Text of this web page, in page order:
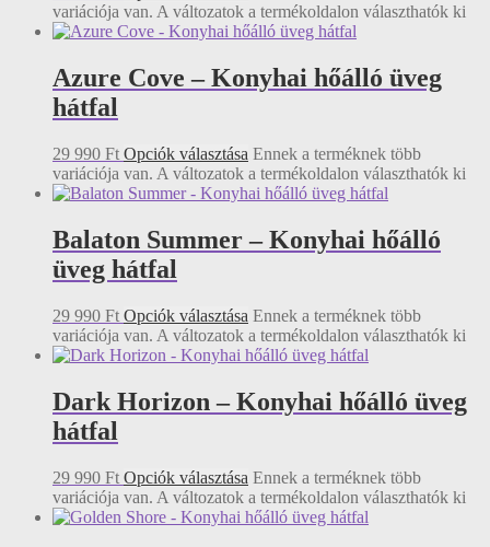
variációja van. A változatok a termékoldalon választhatók ki
Azure Cove – Konyhai hőálló üveg
hátfal
29 990 Ft Opciók választása Ennek a terméknek több
variációja van. A változatok a termékoldalon választhatók ki
Balaton Summer – Konyhai hőálló
üveg hátfal
29 990 Ft Opciók választása Ennek a terméknek több
variációja van. A változatok a termékoldalon választhatók ki
Dark Horizon – Konyhai hőálló üveg
hátfal
29 990 Ft Opciók választása Ennek a terméknek több
variációja van. A változatok a termékoldalon választhatók ki